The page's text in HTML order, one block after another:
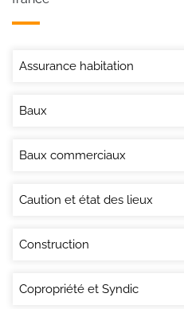
Assurance habitation
Baux
Baux commerciaux
Caution et état des lieux
Construction
Copropriété et Syndic